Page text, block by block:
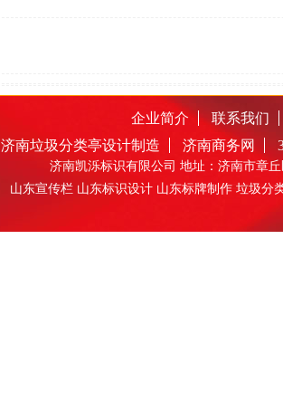
企业简介
联系我们
济南垃圾分类亭设计制造 济南商务网
济南凯泺标识有限公司 地址：济南市章
山东宣传栏 山东标识设计 山东标牌制作 垃圾